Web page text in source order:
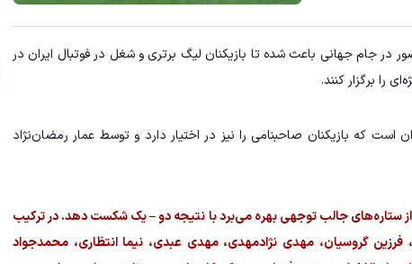
در جام جهانی باعث شده تا بازیکنان لیگ برتری و شغل در فوتبال ایران در
را برگزار کنند.
که بازیکنان صاحبنامی را نیز در اختیار دارد و توسط عمار رمضان‌نژاد
شد منتخب تهران را که از ستاره‌های جالب توجهی بهره می‌برد با نتیجه دو – یک شکست دهد. در ترکیب
گروسیان، مهدی نژادمهدی، مهدی عبدی، نیما انتظاری، محمدجواد